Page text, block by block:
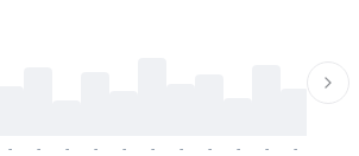
- - - - - - - - - - -